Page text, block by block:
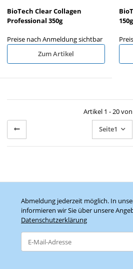
BioTech Clear Collagen
Professional 350g
Preise nach Anmeldung sichtbar
Zum Artikel
150g
Artikel 1 - 20
Seite1
Abmeldung jederzeit möglich. In
informieren wir Sie über unsere
Datenschutzerklärung